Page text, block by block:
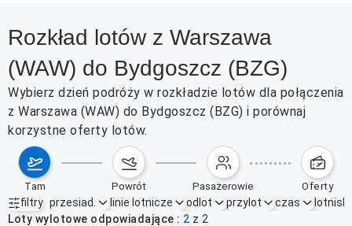
Rozkład lotów z Warszawa
(WAW) do Bydgoszcz (BZG)
Wybierz dzień podróży w rozkładzie lotów dla połączenia
z Warszawa (WAW) do Bydgoszcz (BZG) i porównaj
korzystne oferty lotów.
tam powrót pasażerowie oferty
filtry
Aktywne filtry brak
przesiad. linie lotnicze odlot przylot czas
Loty wylotowe odpowiadające
2 z 2